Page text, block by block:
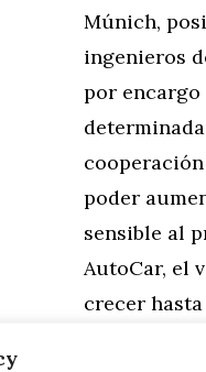
Múnich,
ingenieros
por encargo
poder
sensible al
AutoCar, el
crecer